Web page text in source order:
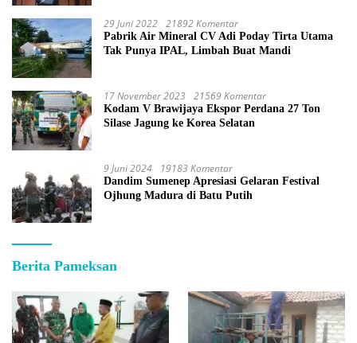
29 Juni 2022 21892 Komentar
Pabrik Air Mineral CV Adi Poday Tirta Utama
Tak Punya IPAL, Limbah Buat Mandi
17 November 2023 21569 Komentar
Kodam V Brawijaya Ekspor Perdana 27 Ton
Silase Jagung ke Korea Selatan
9 Juni 2024 19183 Komentar
Dandim Sumenep Apresiasi Gelaran Festival
Ojhung Madura di Batu Putih
Berita Pameksan